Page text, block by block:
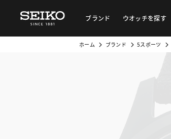
ブランド ウオッチを探す
ホーム ブランド 5スポーツ